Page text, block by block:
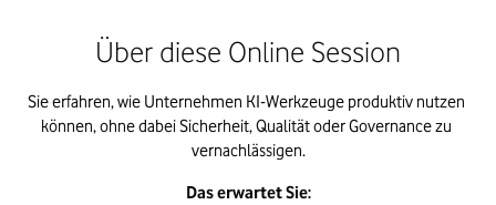
Über diese Online Session
Sie erfahren, wie Unternehmen KI-Werkzeuge produktiv nutzen
können, ohne dabei Sicherheit, Qualität oder Governance zu
vernachlässigen.
Das erwartet Sie: